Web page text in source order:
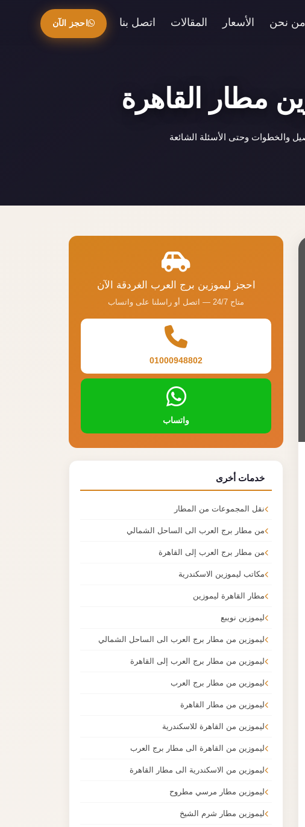
من نحن الأسعار المقالات اتصل بنا احجز الآن
مطار القاهرة
والخطوات وحتى الأسئلة الشائعة
احجز ليموزين برج العرب الغردقة الآن
متاح 24/7 — اتصل أو راسلنا على واتساب
01000948802
واتساب
خدمات أخرى
نقل المجموعات من المطار
من مطار برج العرب الى الساحل الشمالي
من مطار برج العرب إلى القاهرة
مكاتب ليموزين الاسكندرية
مطار القاهرة ليموزين
ليموزين نويبع
ليموزين من مطار برج العرب الى الساحل الشمالي
ليموزين من مطار برج العرب إلى القاهرة
ليموزين من مطار برج العرب
ليموزين من مطار القاهرة
ليموزين من القاهرة للاسكندرية
ليموزين من القاهرة الى مطار برج العرب
ليموزين من الاسكندرية الى مطار القاهرة
ليموزين مطار مرسي مطروح
ليموزين مطار شرم الشيخ